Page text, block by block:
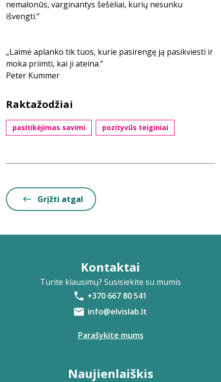
nemalonūs, varginantys šešėliai, kurių nesunku
išvengti.“
„Laimė aplanko tik tuos, kurie pasirengę ją pasikviesti ir
moka priimti, kai ji ateina.“
Peter Kummer
Raktažodžiai
pasitikėjimas savimi pozityvūs teiginiai
Grįžti atgal
Kontaktai
Turite klausimų? Susisiekite su mumis
+370 667 80 541
info@elvislab.lt
Parašykite mums
Naujienlaiškis